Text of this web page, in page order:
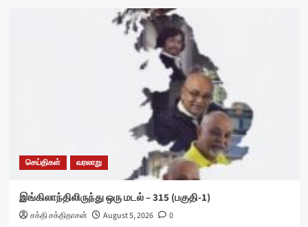
செய்திகள் வரலாறு
இங்கிலாந்திலிருந்து ஒரு மடல் – 315 (பகுதி-1)
சக்தி சக்திதாசன் August 5, 2026 0